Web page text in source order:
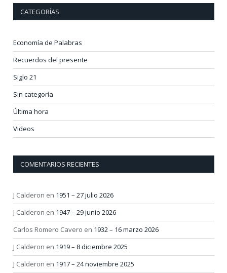
CATEGORÍAS
Economía de Palabras
Recuerdos del presente
Siglo 21
Sin categoría
Última hora
Videos
COMENTARIOS RECIENTES
J Calderon en 1951 – 27 julio 2026
J Calderon en 1947 – 29 junio 2026
Carlos Romero Cavero en 1932 – 16 marzo 2026
J Calderon en 1919 – 8 diciembre 2025
J Calderon en 1917 – 24 noviembre 2025